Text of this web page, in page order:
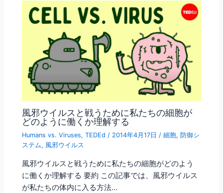
風邪ウイルスと戦うために私たちの細胞が
どのように働くか理解する
Humans vs. Viruses,TEDEd / 2014年4月17日/細胞, 防御シ
ステム, 風邪ウイルス
風邪ウイルスと戦うために私たちの細胞がどのよう
に働くか理解する 要約 この記事では、風邪ウイルス
が私たちの体内に入る方法…